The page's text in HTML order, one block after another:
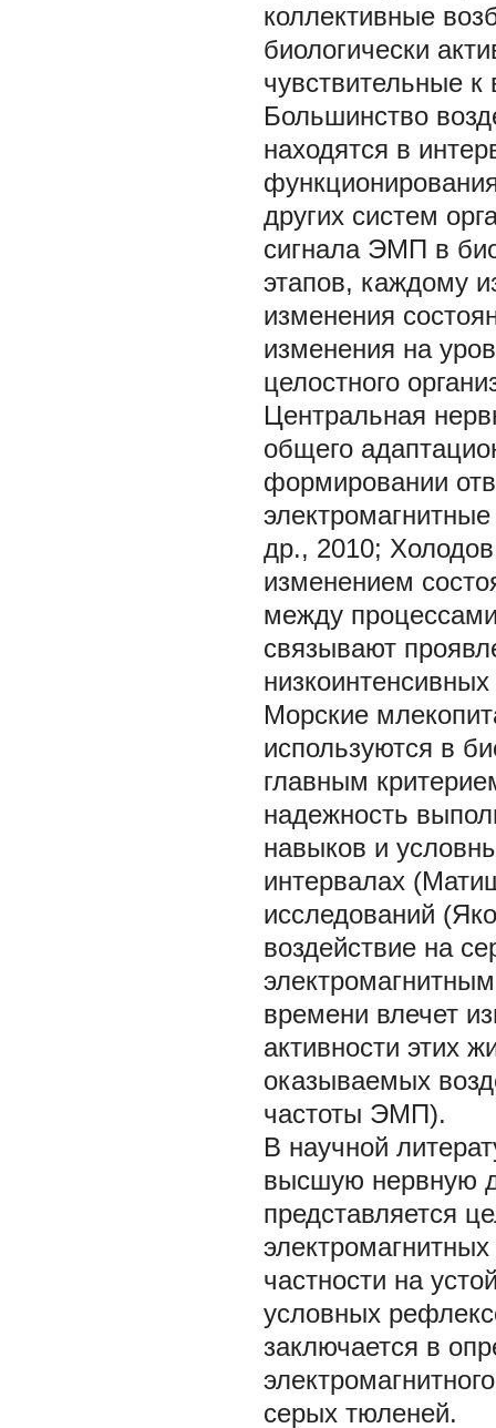
коллективные
биологически
чувствительные
Большинство
находятся в
других систем
сигнала ЭМП в
этапов, каждому
изменения
изменения на
целостного
Центральная
общего
формировании
др., 2010;
изменением
между
связывают
Морские
используются в
главным
надежность
навыков и
интервалах
исследований
воздействие на
времени влечет
активности этих
оказываемых
частоты ЭМП).
В научной
высшую нервную
представляется
частности на
условных
заключается в
серых тюленей.